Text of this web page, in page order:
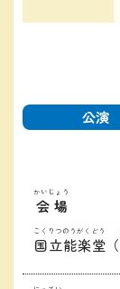
公演
会場
かいじょう
国立能楽堂
こくりつのうがくどう
（